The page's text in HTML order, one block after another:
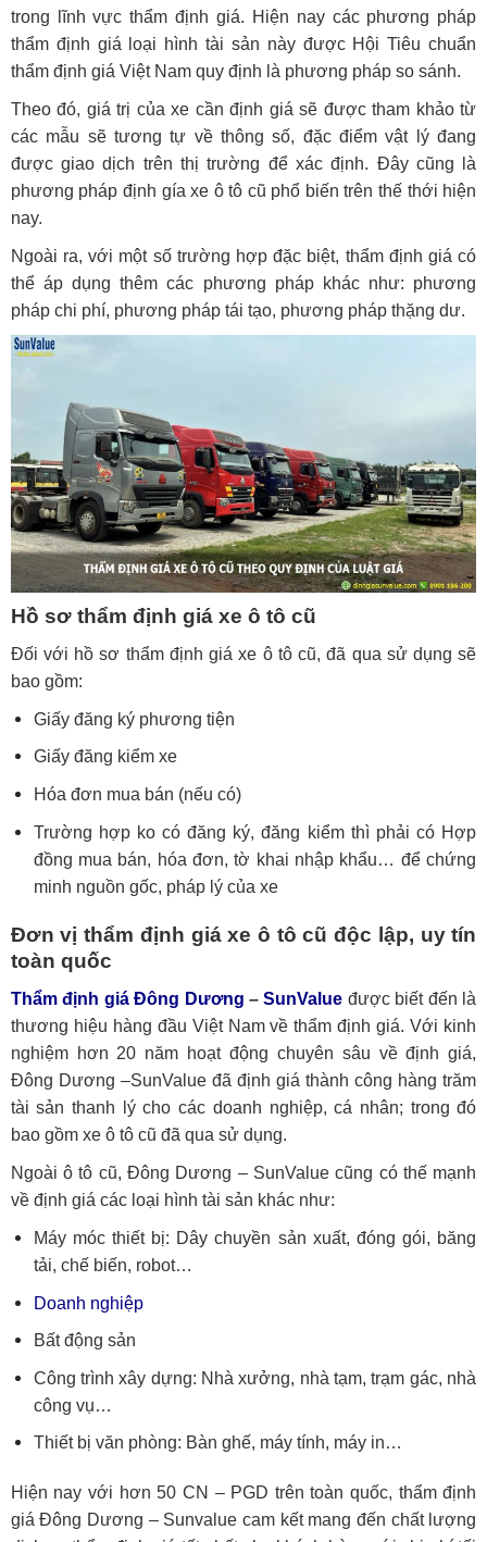
trong lĩnh vực thẩm định giá. Hiện nay các phương pháp
thẩm định giá loại hình tài sản này được Hội Tiêu chuẩn
thẩm định giá Việt Nam quy định là phương pháp so sánh.
Theo đó, giá trị của xe cần định giá sẽ được tham khảo từ
các mẫu sẽ tương tự về thông số, đặc điểm vật lý đang
được giao dịch trên thị trường để xác định. Đây cũng là
phương pháp định gía xe ô tô cũ phổ biến trên thế thới hiện
nay.
Ngoài ra, với một số trường hợp đặc biệt, thẩm định giá có
thể áp dụng thêm các phương pháp khác như: phương
pháp chi phí, phương pháp tái tạo, phương pháp thặng dư.
Hồ sơ thẩm định giá xe ô tô cũ
Đối với hồ sơ thẩm định giá xe ô tô cũ, đã qua sử dụng sẽ
bao gồm:
Giấy đăng ký phương tiện
Giấy đăng kiểm xe
Hóa đơn mua bán (nếu có)
Trường hợp ko có đăng ký, đăng kiểm thì phải có Hợp
đồng mua bán, hóa đơn, tờ khai nhập khẩu… để chứng
minh nguồn gốc, pháp lý của xe
Đơn vị thẩm định giá xe ô tô cũ độc lập, uy tín
toàn quốc
Thẩm định giá Đông Dương –SunValue được biết đến là
thương hiệu hàng đầu Việt Nam về thẩm định giá. Với kinh
nghiệm hơn 20 năm hoạt động chuyên sâu về định giá,
Đông Dương –SunValue đã định giá thành công hàng trăm
tài sản thanh lý cho các doanh nghiệp, cá nhân; trong đó
bao gồm xe ô tô cũ đã qua sử dụng.
Ngoài ô tô cũ, Đông Dương – SunValue cũng có thế mạnh
về định giá các loại hình tài sản khác như:
Máy móc thiết bị: Dây chuyền sản xuất, đóng gói, băng
tải, chế biến, robot…
Doanh nghiệp
Bất động sản
Công trình xây dựng: Nhà xưởng, nhà tạm, trạm gác, nhà
công vụ…
Thiết bị văn phòng: Bàn ghế, máy tính, máy in…
Hiện nay với hơn 50 CN – PGD trên toàn quốc, thẩm định
giá Đông Dương – Sunvalue cam kết mang đến chất lượng